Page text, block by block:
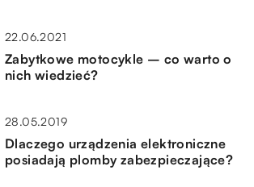
22.06.2021
Zabytkowe motocykle – co warto o
nich wiedzieć?
28.05.2019
Dlaczego urządzenia elektroniczne
posiadają plomby zabezpieczające?